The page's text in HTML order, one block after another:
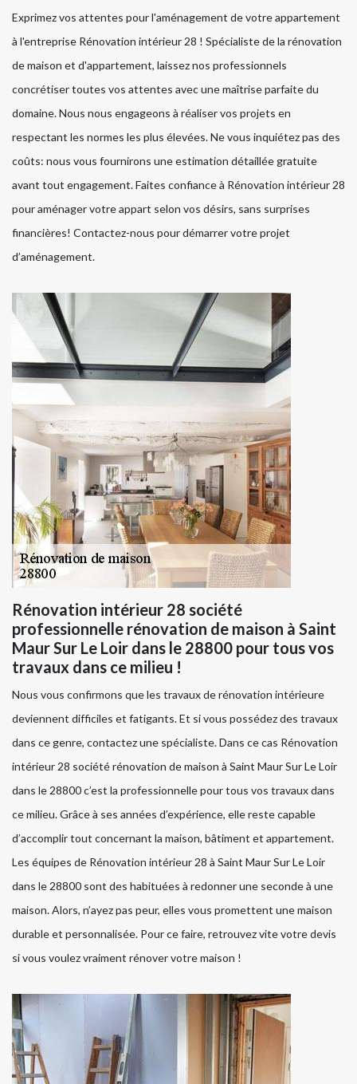
Exprimez vos attentes pour l'aménagement de votre appartement
à l'entreprise Rénovation intérieur 28 ! Spécialiste de la rénovation
de maison et d'appartement, laissez nos professionnels
concrétiser toutes vos attentes avec une maîtrise parfaite du
domaine. Nous nous engageons à réaliser vos projets en
respectant les normes les plus élevées. Ne vous inquiétez pas des
coûts: nous vous fournirons une estimation détaillée gratuite
avant tout engagement. Faites confiance à Rénovation intérieur 28
pour aménager votre appart selon vos désirs, sans surprises
financières! Contactez-nous pour démarrer votre projet
d’aménagement.
Rénovation intérieur 28 société
professionnelle rénovation de maison à Saint
Maur Sur Le Loir dans le 28800 pour tous vos
travaux dans ce milieu !
Nous vous confirmons que les travaux de rénovation intérieure
deviennent difficiles et fatigants. Et si vous possédez des travaux
dans ce genre, contactez une spécialiste. Dans ce cas Rénovation
intérieur 28 société rénovation de maison à Saint Maur Sur Le Loir
dans le 28800 c’est la professionnelle pour tous vos travaux dans
ce milieu. Grâce à ses années d’expérience, elle reste capable
d’accomplir tout concernant la maison, bâtiment et appartement.
Les équipes de Rénovation intérieur 28 à Saint Maur Sur Le Loir
dans le 28800 sont des habituées à redonner une seconde à une
maison. Alors, n’ayez pas peur, elles vous promettent une maison
durable et personnalisée. Pour ce faire, retrouvez vite votre devis
si vous voulez vraiment rénover votre maison !